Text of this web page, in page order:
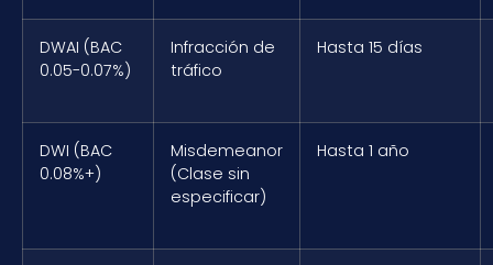
DWAI (BAC
0.05-0.07%)
Infracción de
tráfico
Hasta 15 días
DWI (BAC
0.08%+)
Misdemeanor
(Clase sin
especificar)
Hasta 1 año